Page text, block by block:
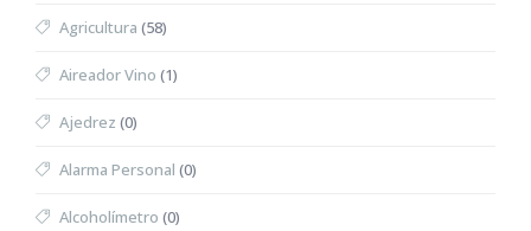
Agricultura (58)
Aireador Vino (1)
Ajedrez (0)
Alarma Personal (0)
Alcoholímetro (0)